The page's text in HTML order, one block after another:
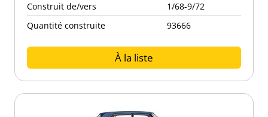
Construit de/vers
1/68-9/72
Quantité construite
93666
À la liste